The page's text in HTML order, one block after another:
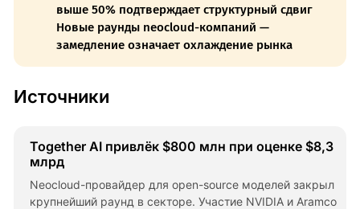
выше 50% подтверждает структурный сдвиг
Новые раунды neocloud-компаний —
замедление означает охлаждение рынка
Источники
Together AI привлёк $800 млн при оценке $8,3
млрд
Neocloud-провайдер для open-source моделей закрыл
крупнейший раунд в секторе. Участие NVIDIA и Aramco